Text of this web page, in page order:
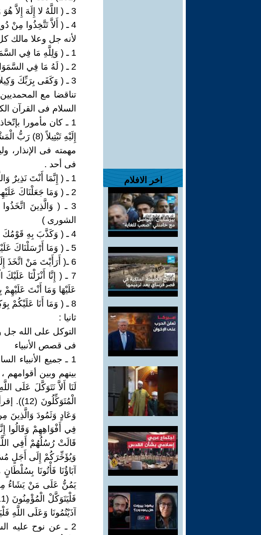
اخر الافلام
3 ـ ( اللَّهُ لا إِلَهَ إِلاَّ هُوَ وَعَلَى اللَّهِ فَلْيَتَوَكَّلْ الْمُؤْمِنُونَ (13) التغابن )
4 ـ ( أَلاَّ تَتَّخِذُوا مِنْ دُونِي وَكِيلاً (2) الاسراء )
لأنه جل وعلا مالك
1 ـ ( وَلِلَّهِ مَا فِي السَّمَوَاتِ وَمَا فِي الأَرْضِ وَكَفَى بِاللَّهِ وَكِيلاً (132) النساء )
2 ـ ( لَهُ مَا فِي السَّمَوَاتِ وَمَا فِي الأَرْضِ وَكَفَى بِاللَّهِ وَكِيلاً (171) النساء )
3 ـ ( وَكَفَى بِرَبِّكَ وَكِيلاً (65) الاسراء )
تناقضا مع
السلام فى القرآن
1 ـ كان مأمورا
إِلَيْهِ تَبْتِيلاً (8) رَبُّ الْمَشْرِقِ وَالْمَغْرِبِ لا إِلَهَ إِلاَّ هُوَ فَاتَّخِذْهُ وَكِيلاً (9) المزمل )
مهمته فى الإنذار،
فى أحد .
1 ـ ( إِنَّمَا أَنْتَ نَذِيرٌ وَاللَّهُ عَلَى كُلِّ شَيْءٍ وَكِيلٌ (12) هود )
2 ـ ( وَمَا جَعَلْنَاكَ عَلَيْهِمْ حَفِيظاً وَمَا أَنْتَ عَلَيْهِمْ بِوَكِيلٍ (107) الانعام )
الشورى )
4 ـ ( وَكَذَّبَ بِهِ قَوْمُكَ وَهُوَ الْحَقُّ قُلْ لَسْتُ عَلَيْكُمْ بِوَكِيلٍ (66) الانعام )
5 ـ ( وَمَا أَرْسَلْنَاكَ عَلَيْهِمْ وَكِيلاً (54) الاسراء )
6 ـ( أَرَأَيْتَ مَنْ اتَّخَذَ إِلَهَهُ هَوَاهُ أَفَأَنْتَ تَكُونُ عَلَيْهِ وَكِيلاً (43) الفرقان )
7 ـ ( إِنَّا أَنْزَلْنَا
عَلَيْهَا وَمَا أَنْتَ عَلَيْهِمْ بِوَكِيلٍ
8 ـ ( وَمَا أَنَا عَلَيْكُمْ بِوَكِيلٍ (108) يونس ).
ثانيا :
التوكل على الله جل
فى قصص الأنبياء
1 ـ جميع الأنبياء
لَنَا أَلاَّ نَتَوَكَّلَ عَلَى
وَعَادٍ وَثَمُودَ وَالَّذِينَ
قَالَتْ رُسُلُهُمْ أَفِي
وَيُؤَخِّرَكُمْ إِلَى أَجَلٍ
يَمُنُّ عَلَى مَنْ يَشَاءُ مِنْ
آذَيْتُمُونَا وَعَلَى اللَّهِ
2 ـ عن نوح عليه